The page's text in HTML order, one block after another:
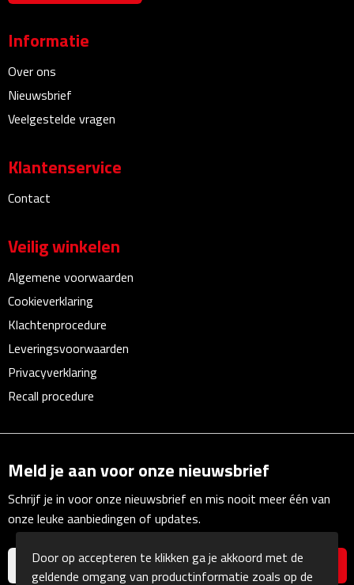
Bureau organizers
Bureausets
Bureau ventilatoren
Boekenleggers
Briefopeners
Gummen
Linialen
Magneten
Muismatten
Pennen etui's
Pennenhouders
Puntenslijpers
Rekenmachines
Document- & Schrijfmappen
Documentmappen
Informatie
Over ons
Nieuwsbrief
Veelgestelde vragen
Klantenservice
Contact
Veilig winkelen
Algemene voorwaarden
Cookieverklaring
Klachtenprocedure
Leveringsvoorwaarden
Privacyverklaring
Recall procedure
Meld je aan voor onze nieuwsbrief
Schrijf je in voor onze nieuwsbrief en mis nooit meer één van
onze leuke aanbiedingen of updates.
Door op accepteren te klikken ga je akkoord met de
geldende omgang van productinformatie zoals op de